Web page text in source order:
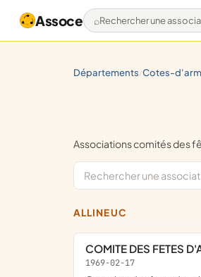
Assoce Rechercher une
départements/ cotes-
Associations comités des
ALLINEUC
COMITE DES FETES
1969-02-17